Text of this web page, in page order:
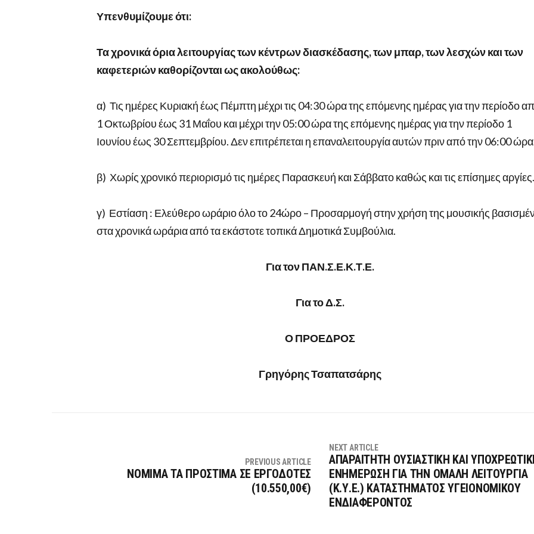
Υπενθυμίζουμε ότι:
Τα χρονικά όρια λειτουργίας των κέντρων διασκέδασης, των μπαρ, των λεσχών και των
καφετεριών καθορίζονται ως ακολούθως:
α) Τις ημέρες Κυριακή έως Πέμπτη μέχρι τις 04:30 ώρα της επόμενης ημέρας για την περίοδο
1 Οκτωβρίου έως 31 Μαΐου και μέχρι την 05:00 ώρα της επόμενης ημέρας για την περίοδο 1
Ιουνίου έως 30 Σεπτεμβρίου. Δεν επιτρέπεται η επαναλειτουργία αυτών πριν από την 06:00
β) Χωρίς χρονικό περιορισμό τις ημέρες Παρασκευή και Σάββατο καθώς και τις επίσημες αργίες.
γ) Εστίαση : Ελεύθερο ωράριο όλο το 24ώρο – Προσαρμογή στην χρήση της μουσικής
στα χρονικά ωράρια από τα εκάστοτετοπικά Δημοτικά Συμβούλια.
Για τον ΠΑΝ.Σ.Ε.Κ.Τ.Ε.
Για το Δ.Σ.
Ο ΠΡΟΕΔΡΟΣ
Γρηγόρης Τσαπατσάρης
PREVIOUS ARTICLE
ΝΟΜΙΜΑ ΤΑ ΠΡΟΣΤΙΜΑ ΣΕ ΕΡΓΟΔΟΤΕΣ
(10.550,00€)
NEXT ARTICLE
ΑΠΑΡΑΙΤΗΤΗ ΟΥΣΙΑΣΤΙΚΗ ΚΑΙ
ΕΝΗΜΕΡΩΣΗ ΓΙΑ ΤΗΝ ΟΜΑΛΗ ΛΕΙΤΟΥΡΓΙΑ
(Κ.Υ.Ε.) ΚΑΤΑΣΤΗΜΑΤΟΣ ΥΓΕΙΟΝΟΜΙΚΟΥ
ΕΝΔΙΑΦΕΡΟΝΤΟΣ